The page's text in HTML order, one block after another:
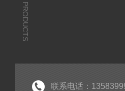
PRODUCTS
联系电话：